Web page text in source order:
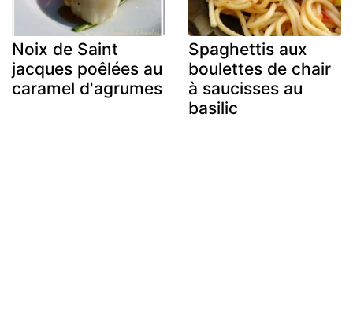
Noix de Saint
jacques poêlées au
caramel d'agrumes
Spaghettis aux
boulettes de chair
à saucisses au
basilic